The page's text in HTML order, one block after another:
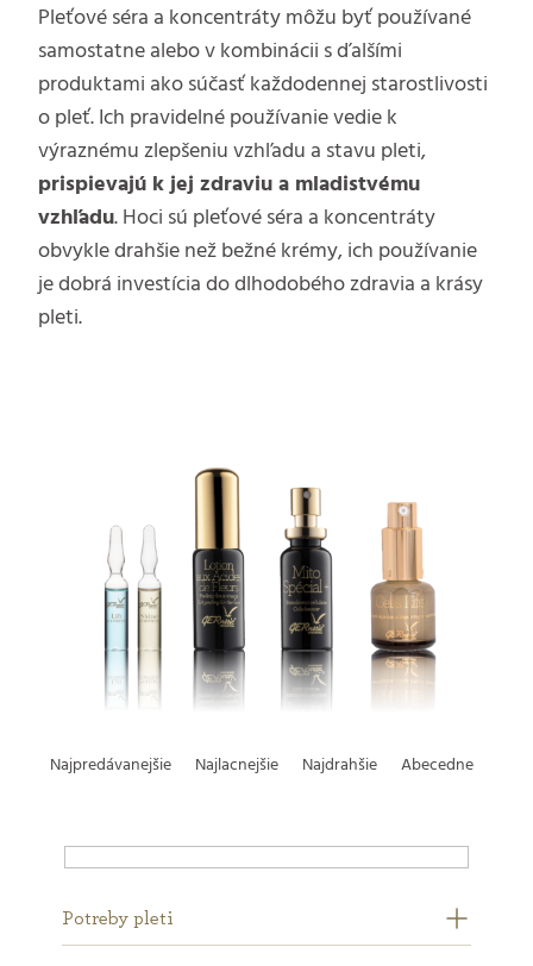
Pleťové séra a koncentráty môžu byť používané
samostatne alebo v kombinácii s ďalšími
produktami ako súčasť každodennej starostlivosti
o pleť. Ich pravidelné používanie vedie k
výraznému zlepšeniu vzhľadu a stavu pleti,
prispievajú k jej zdraviu a mladistvému
vzhľadu. Hoci sú pleťové séra a koncentráty
obvykle drahšie než bežné krémy, ich používanie
je dobrá investícia do dlhodobého zdravia a krásy
pleti.
R
Najpredávanejšie Najlacnejšie Najdrahšie Abecedne
Na sklade
Akcia
Potreby pleti